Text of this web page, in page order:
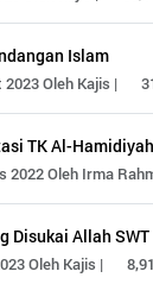
Islam
Oleh Kajis |
TK Al-
2022 Oleh Irma
Disukai Allah SWT
Oleh Kajis |